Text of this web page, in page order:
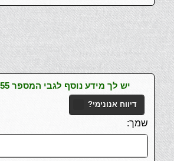
יש לך מידע נוסף לגבי המספר 050-9751255?
דיווח אנונימי?
שמך: